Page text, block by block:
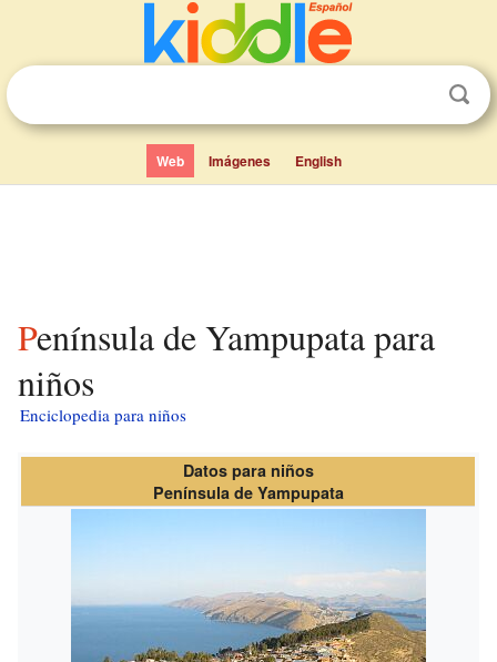
Web Imágenes English
Península de Yampupata para
niños
Enciclopedia para niños
Datos para niños
Península de Yampupata